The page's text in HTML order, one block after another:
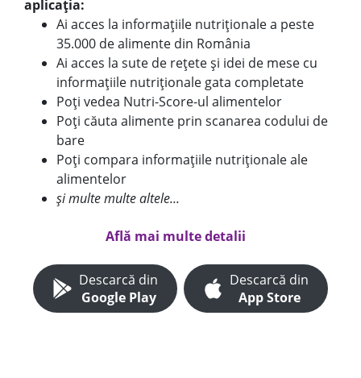
aplicația:
Ai acces la informațiile nutriționale a peste
35.000 de alimente din România
Ai acces la sute de rețete și idei de mese cu
informațiile nutriționale gata completate
Poți vedea Nutri-Score-ul alimentelor
Poți căuta alimente prin scanarea codului de
bare
Poți compara informațiile nutriționale ale
alimentelor
și multe multe altele...
Află mai multe detalii
Descarcă din
Google Play
Descarcă din
App Store